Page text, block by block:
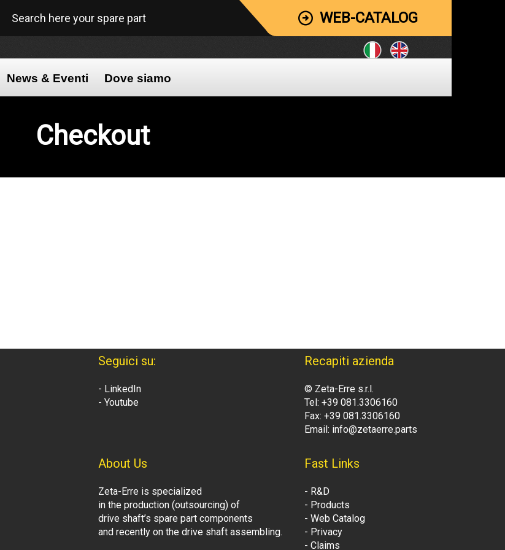
Search here your spare part WEB-CATALOG
News & Eventi Dove siamo
Checkout
Seguici su:
- LinkedIn
- Youtube
Recapiti azienda
© Zeta-Erre s.r.l.
Tel: +39 081.3306160
Fax: +39 081.3306160
Email: info@zetaerre.parts
About Us
Zeta-Erre is specialized
in the production (outsourcing) of
drive shaft’s spare part components
and recently on the drive shaft assembling.
Fast Links
- R&D
- Products
- Web Catalog
- Privacy
- Claims